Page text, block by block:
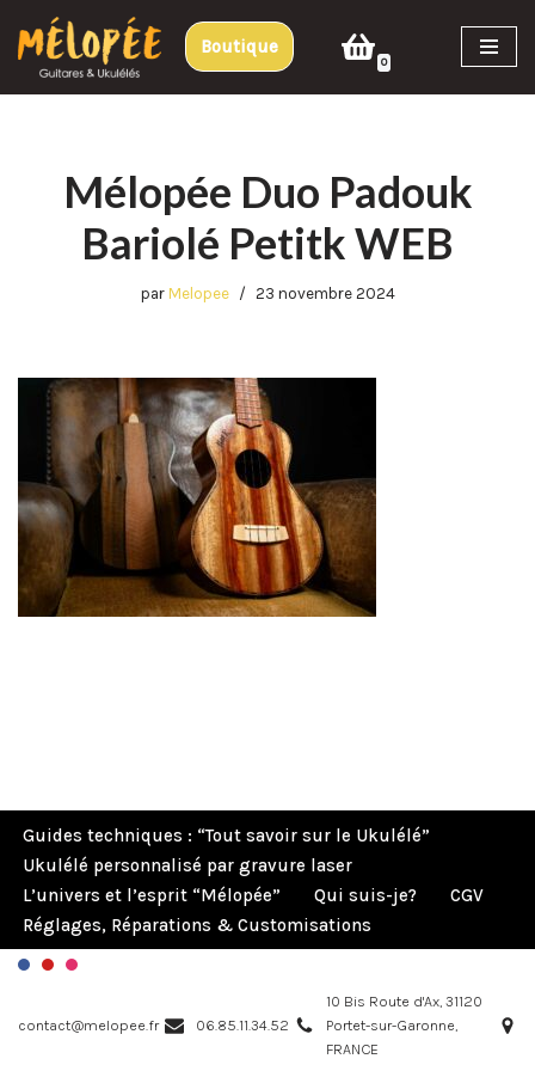
Aller
au
Boutique
0
Mélopée Duo Padouk
Bariolé Petitk WEB
par Melopee 23 novembre 2024
Guides techniques : “Tout savoir sur le Ukulélé”
Ukulélé personnalisé par gravure laser
L’univers et l’esprit “Mélopée”
Qui suis-je?
CGV
Réglages, Réparations & Customisations
contact@melopee.fr 06.85.11.34.52
10 Bis Route d'Ax, 31120
Portet-sur-Garonne,
FRANCE